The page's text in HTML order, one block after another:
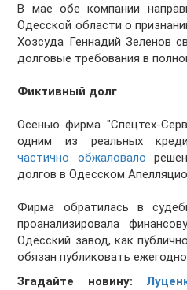
В мае обе компании
Одесской области о
Хозсуда Геннадий Зеленов
долговые требования в
Фиктивный долг
Осенью фирма "Спецтех-
одним из реальных
частично обжаловало
долгов в Одесском
Фирма обратилась в
проанализировала
Одесский завод, как
обязан публиковать
Згадайте новину: